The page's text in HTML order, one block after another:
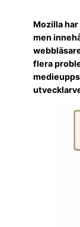
Mozilla
men
flera